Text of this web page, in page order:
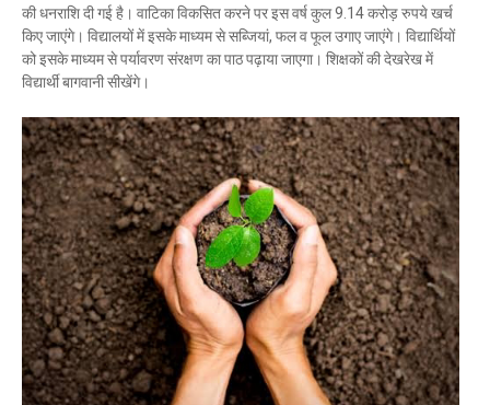
की धनराशि दी गई है। वाटिका विकसित करने पर इस वर्ष कुल 9.14 करोड़ रुपये खर्च
किए जाएंगे। विद्यालयों में इसके माध्यम से सब्जियां, फल व फूल उगाए जाएंगे। विद्यार्थियों
को इसके माध्यम से पर्यावरण संरक्षण का पाठ पढ़ाया जाएगा। शिक्षकों की देखरेख में
विद्यार्थी बागवानी सीखेंगे।